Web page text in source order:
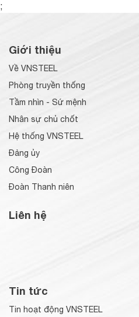
;
Giới thiệu
Về VNSTEEL
Phòng truyền thống
Tầm nhìn - Sứ mệnh
Nhân sự chủ chốt
Hệ thống VNSTEEL
Đảng ủy
Công Đoàn
Đoàn Thanh niên
Liên hệ
Tin tức
Tin hoạt động VNSTEEL